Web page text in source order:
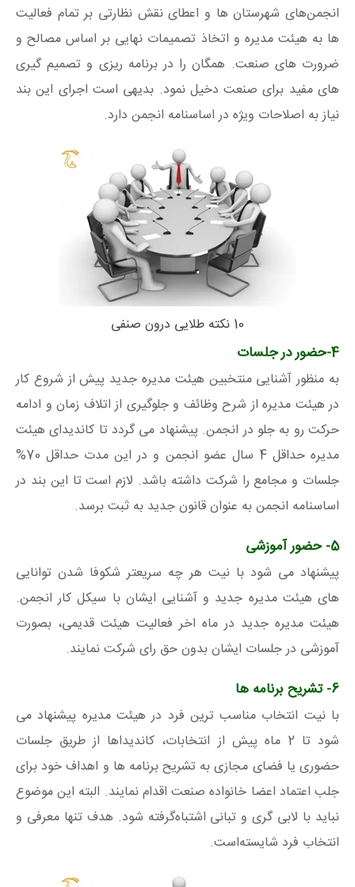
انجمن‌های شهرستان ها و اعطای نقش نظارتی بر تمام فعالیت
ها به هیئت مدیره و اتخاذ تصمیمات نهایی بر اساس مصالح و
ضرورت های صنعت. همگان را در برنامه ریزی و تصمیم گیری
های مفید برای صنعت دخیل نمود. بدیهی است اجرای این بند
نیاز به اصلاحات ویژه در اساسنامه انجمن دارد.
10 نکته طلایی درون صنفی
4-حضور در جلسات
به منظور آشنایی منتخبین هیئت مدیره جدید پیش از شروع کار
در هیئت مدیره از شرح وظائف و جلوگیری از اتلاف زمان و ادامه
حرکت رو به جلو در انجمن. پیشنهاد می گردد تا کاندیدای هیئت
مدیره حداقل 4 سال عضو انجمن و در این مدت حداقل 70%
جلسات و مجامع را شرکت داشته باشد. لازم است تا این بند در
اساسنامه انجمن به عنوان قانون جدید به ثبت برسد.
5- حضور آموزشی
پیشنهاد می شود با نیت هر چه سریعتر شکوفا شدن توانایی
های هیئت مدیره جدید و آشنایی ایشان با سیکل کار انجمن.
هیئت مدیره جدید در ماه اخر فعالیت هیئت قدیمی، بصورت
آموزشی در جلسات ایشان بدون حق رای شرکت نمایند.
6- تشریح برنامه ها
با نیت انتخاب مناسب ترین فرد در هیئت مدیره پیشنهاد می
شود تا 2 ماه پیش از انتخابات، کاندیداها از طریق جلسات
حضوری یا فضای مجازی به تشریح برنامه ها و اهداف خود برای
جلب اعتماد اعضا خانواده صنعت اقدام نمایند. البته این موضوع
نباید با لابی گری و تبانی اشتباه‌گرفته شود. هدف تنها معرفی و
انتخاب فرد شایسته‌است.